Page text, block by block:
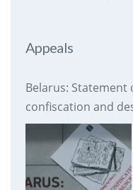
Appeals
Belarus: Statement
confiscation and
prison authorities